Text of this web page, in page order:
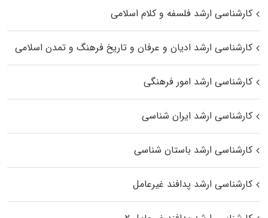
کارشناسی ارشد فلسفه و کلام اسلامی
کارشناسی ارشد ادیان و عرفان و تاریخ فرهنگ و تمدن اسلامی
کارشناسی ارشد امور فرهنگی
کارشناسی ارشد ایران شناسی
کارشناسی ارشد باستان شناسی
کارشناسی ارشد پدافند غیرعامل